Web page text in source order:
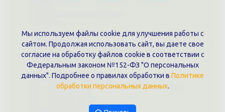
Документы
Политика обработки персональных данных
Публичная оферта
Контакты филиала
г. Краснодар, ул. Шоссе Нефтяников, 28, оф. 51
+7 (909)466-00-16
Мы используем файлы cookie для улучшения работы с
сайтом. Продолжая использовать сайт, вы даете свое
согласие на обработку файлов cookie в соответствии с
Федеральным законом №152-ФЗ "О персональных
данных". Подробнее о правилах обработки в Политике
обработки персональных данных.